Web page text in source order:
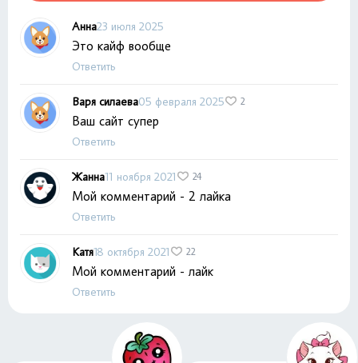
Анна23 июля 2025
Это кайф вообще
Ответить
Варя силаева05 февраля 2025 2
Ваш сайт супер
Ответить
Жанна11 ноября 2021 24
Мой комментарий - 2 лайка
Ответить
Катя18 октября 2021 22
Мой комментарий - лайк
Ответить